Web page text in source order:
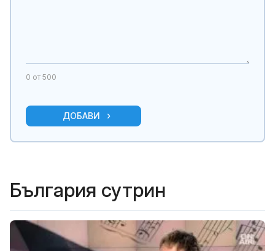
0 от 500
ДОБАВИ
България сутрин